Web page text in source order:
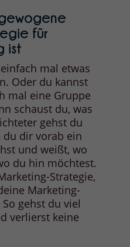
für
ist
mal etwas
Oder du kannst
mal eine Gruppe
schaust du, was
gehst du
du dir vorab ein
und weißt, wo
du hin möchtest.
Strategie,
Marketing-
gehst du viel
verlierst keine